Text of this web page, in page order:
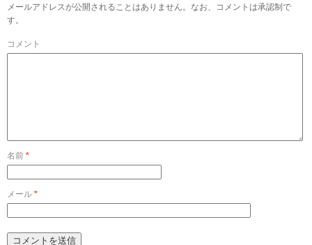
メールアドレスが公開されることはありません。なお、コメントは承認制で
す。
コメント
名前 *
メール *